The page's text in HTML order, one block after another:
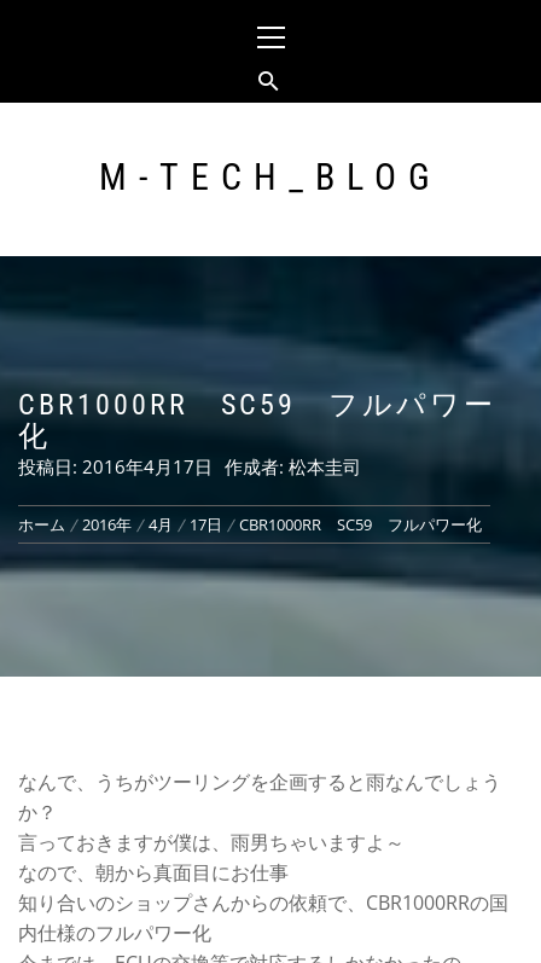
ン
イ
ン
メ
ュ
ー
M-TECH_BLOG
CBR1000RR SC59 フルパワー
化
投稿日: 2016年4月17日 作成者: 松本圭司
ホーム 2016年 4月 17日 CBR1000RR SC59 フルパワー化
なんで、うちがツーリングを企画すると雨なんでしょう
か？
言っておきますが僕は、雨男ちゃいますよ～
なので、朝から真面目にお仕事
知り合いのショップさんからの依頼で、CBR1000RRの国
内仕様のフルパワー化